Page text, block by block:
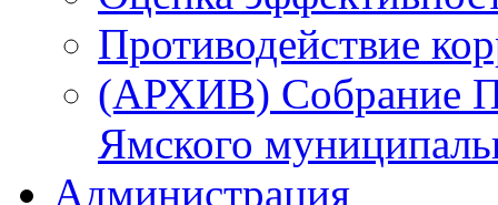
Противодействие
(АРХИВ) Собрание
Ямского
Администрация